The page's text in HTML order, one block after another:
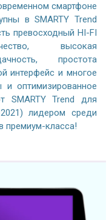
смартфоне
в SMARTY Trend
превосходный HI-FI
высокая
простота
интерфейс и многое
оптимизированное
SMARTY Trend для
лидером среди
премиум-класса!